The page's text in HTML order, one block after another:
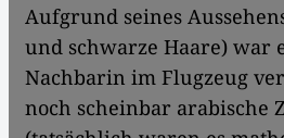
Aufgrund seines
und schwarze Haare) war
Nachbarin im Flugzeug
noch scheinbar arabische